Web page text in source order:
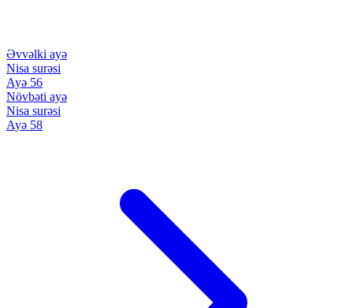
Əvvəlki ayə
Nisa surəsi
Ayə 56
Növbəti ayə
Nisa surəsi
Ayə 58